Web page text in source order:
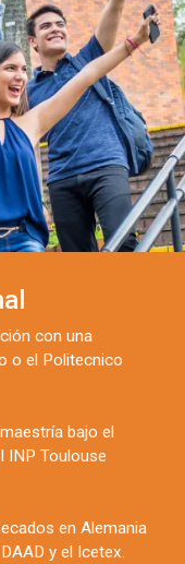
con una
o el Politecnico
bajo el
INP Toulouse
en Alemania
y el Icetex.